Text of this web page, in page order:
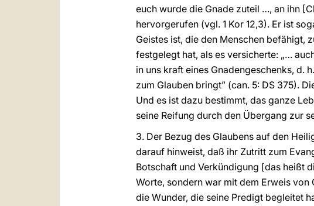
euch wurde die Gnade zuteil …, an ihn
hervorgerufen (vgl. 1 Kor 12,3). Er ist
Geistes ist, die den Menschen befähigt,
festgelegt hat, als es versicherte: „…
in uns kraft eines Gnadengeschenks, d.
zum Glauben bringt” (can. 5: DS 375).
Und es ist dazu bestimmt, das ganze
seine Reifung durch den Übergang zur
3. Der Bezug des Glaubens auf den
darauf hinweist, daß ihr Zutritt zum
Botschaft und Verkündigung [das heißt
Worte, sondern war mit dem Erweis von
die Wunder, die seine Predigt begleitet